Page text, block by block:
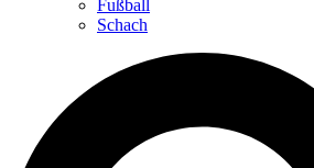
Fußball
Schach